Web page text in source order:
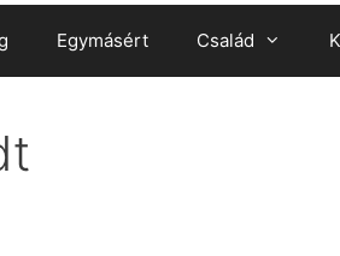
Egymásért Család